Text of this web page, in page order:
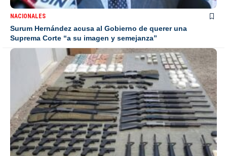
NACIONALES
Surum Hernández acusa al Gobierno de querer una
Suprema Corte “a su imagen y semejanza”